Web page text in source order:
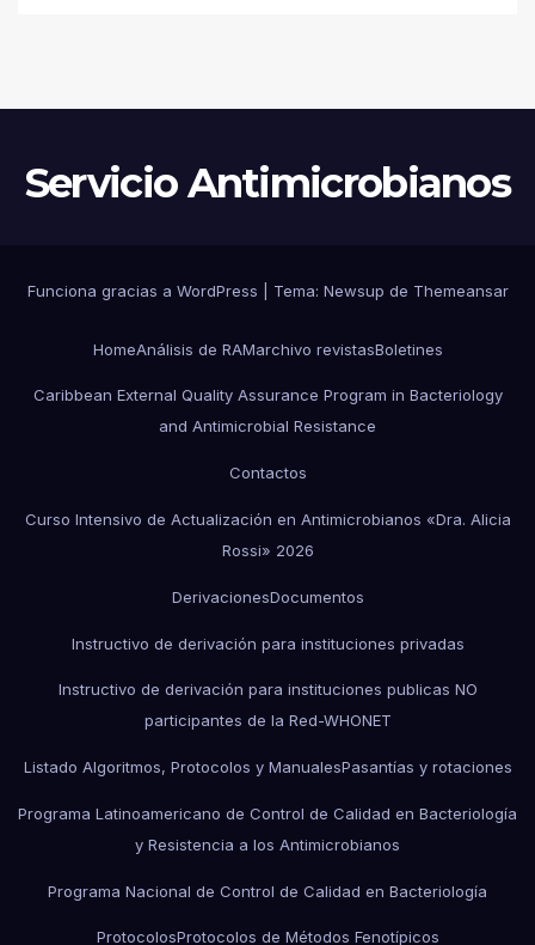
ARGENTINA
Servicio Antimicrobianos
Funciona gracias a WordPress Tema: Newsup de Themeansar
HomeAnálisis de RAMarchivo revistasBoletines
Caribbean External Quality Assurance Program in Bacteriology
and Antimicrobial Resistance
Contactos
Curso Intensivo de Actualización en Antimicrobianos «Dra. Alicia
Rossi» 2026
DerivacionesDocumentos
Instructivo de derivación para instituciones privadas
Instructivo de derivación para instituciones publicas NO
participantes de la Red-WHONET
Listado Algoritmos, Protocolos y ManualesPasantías y rotaciones
Programa Latinoamericano de Control de Calidad en Bacteriología
y Resistencia a los Antimicrobianos
Programa Nacional de Control de Calidad en Bacteriología
ProtocolosProtocolos de Métodos Fenotípicos